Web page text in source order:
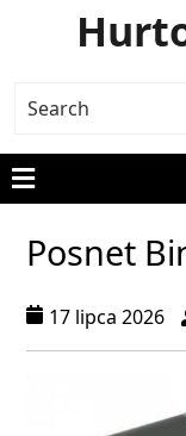
Posnet
17 lipca 2026